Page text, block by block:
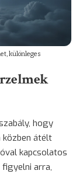
különleges
hogy
közben átélt
kapcsolatos
arra,